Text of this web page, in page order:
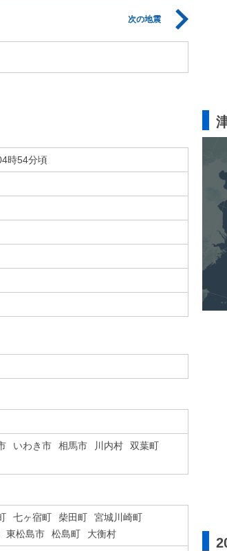
次の地震
時54分頃
いわき市 相馬市 川内村
双葉町
七ヶ宿町 柴田町
宮城川崎町
東松島市 松島町 大衡村